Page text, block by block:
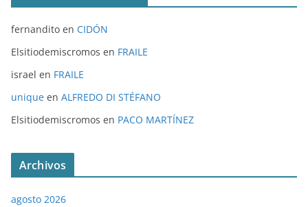
fernandito en CIDÓN
Elsitiodemiscromos en FRAILE
israel en FRAILE
unique en ALFREDO DI STÉFANO
Elsitiodemiscromos en PACO MARTÍNEZ
Archivos
agosto 2026